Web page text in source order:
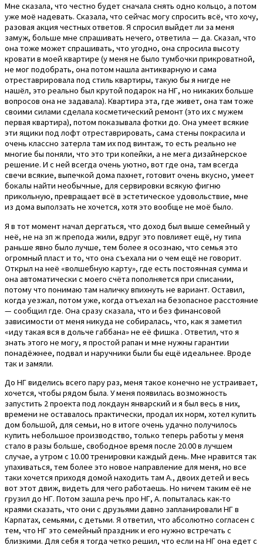
Мне сказала, что честно будет сначала снять одно кольцо, а потом
уже моё надевать. Сказала, что сейчас могу спросить всё, что хочу,
разовая акция честных ответов. Я спросил выйдет ли за меня
замуж, больше мне спрашивать нечего, ответила — да. Сказал, что
она тоже может спрашивать, что угодно, она спросила высоту
кровати в моей квартире (у меня не было тумбочки прикроватной,
не мог подобрать, она потом нашла антикварную и сама
отреставрировала под стиль квартиры, такую бы я нигде не
нашёл, это реально был крутой подарок на НГ, но никаких больше
вопросов она не задавала). Квартира эта, где живет, она там тоже
своими силами сделала косметический ремонт (это их с мужем
первая квартира), потом показывала фотки до. Она умеет всякие
эти ящики под лофт отреставрировать, сама стены покрасила и
очень классно затерла там их под винтаж, то есть реально не
многие бы поняли, что это три копейки, а не мега дизайнерское
решение. И с ней всегда очень уютно, вот где она, там всегда
свечи всякие, выпечкой дома пахнет, готовит очень вкусно, умеет
бокалы найти необычные, для сервировки всякую фигню
прикольную, превращает всё в эстетическое удовольствие, мне
из дома выползать не хочется, хотя это вообще не моё было.
Я в тот момент начал дергаться, что доход был выше семейный у
неё, не на зп ж препода жили, вдруг это повлияет ещё, ну типа
раньше явно было лучше, тем более я осознаю, что семья это
огромный пласт и то, что она съехала ни о чем ещё не говорит.
Открыл на неё «волшебную карту», где есть постоянная сумма и
она автоматически с моего счёта пополняется при списании,
потому что понимаю там наличку впихнуть не вариант. Оставил,
когда уезжал, потом уже, когда отъехал на безопасное расстояние
— сообщил где. Она сразу сказала, что и без финансовой
зависимости от меня никуда не собиралась, что, как я заметил
«иду такая вся в дольче габбана» не её фишка . Ответил, что я
знать этого не могу, я простой рапан и мне нужны гарантии
понадёжнее, подвал и наручники были бы ещё идеальнее. Вроде
так и замяли.
До НГ виделись всего пару раз, меня такое конечно не устраивает,
хочется, чтобы рядом была. У меня появилась возможность
запустить 2 проекта под локдаун январский и я был весь в них,
времени не оставалось практически, продал их норм, хотел купить
дом большой, для семьи, но в итоге очень удачно получилось
купить небольшое производство, только теперь работы у меня
стало в разы больше, свободное время после 20.00 в лучшем
случае, а утром с 10.00 тренировки каждый день. Мне нравится так
упахиваться, тем более это новое направление для меня, но все
таки хочется приходя домой находить там А., двоих детей и весь
вот этот движ, видеть для чего работаешь. Но ничем таким её не
грузил до НГ. Потом зашла речь про НГ, А. попыталась как-то
краями сказать, что они с друзьями давно запланировали НГ в
Карпатах, семьями, с детьми. Я ответил, что абсолютно согласен с
тем, что НГ это семейный праздник и его нужно встречать с
близкими. Для себя я тогда четко решил, что если на НГ она едет с